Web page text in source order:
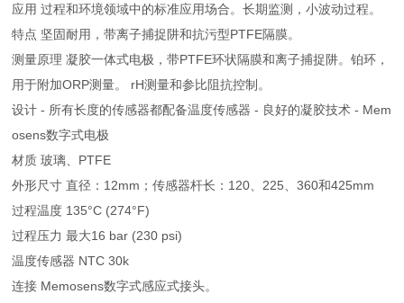
应用 过程和环境领域中的标准应用场合。长期监测，小波动过程。
特点 坚固耐用，带离子捕捉阱和抗污型PTFE隔膜。
测量原理 凝胶一体式电极，带PTFE环状隔膜和离子捕捉阱。铂环，
用于附加ORP测量。 rH测量和参比阻抗控制。
设计 - 所有长度的传感器都配备温度传感器 - 良好的凝胶技术 - Mem
osens数字式电极
材质 玻璃、PTFE
外形尺寸 直径：12mm；传感器杆长：120、225、360和425mm
过程温度 135°C (274°F)
过程压力 最大16 bar (230 psi)
温度传感器 NTC 30k
连接 Memosens数字式感应式接头。